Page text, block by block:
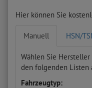
Hier können Sie
Manuell HSN/
Wählen Sie
den folgenden Listen
Fahrzeugtyp: